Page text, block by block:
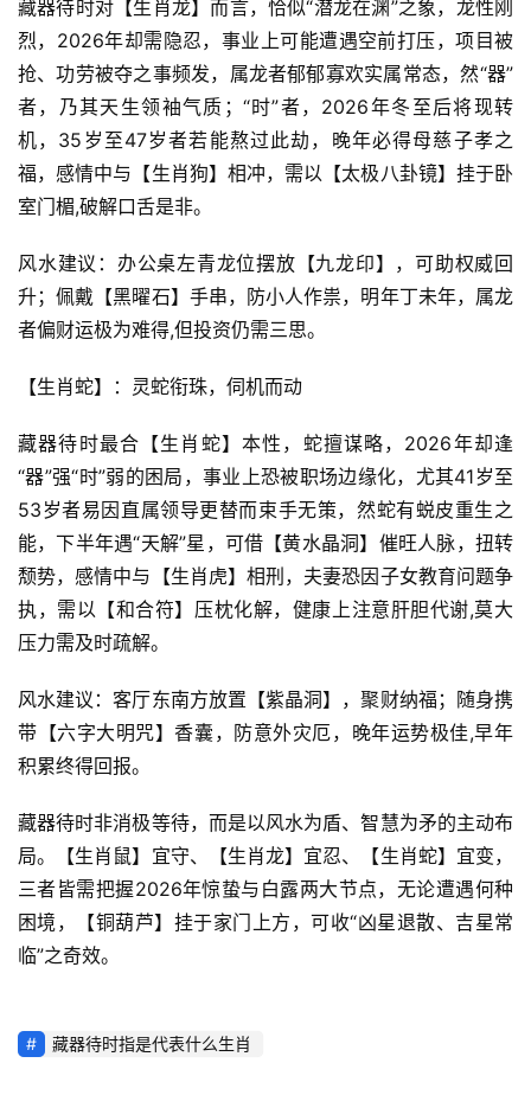
藏器待时对【生肖龙】而言，恰似“潜龙在渊”之象，龙性刚
烈，2026年却需隐忍，事业上可能遭遇空前打压，项目被
抢、功劳被夺之事频发，属龙者郁郁寡欢实属常态，然“器”
者，乃其天生领袖气质；“时”者，2026年冬至后将现转
机，35岁至47岁者若能熬过此劫，晚年必得母慈子孝之
福，感情中与【生肖狗】相冲，需以【太极八卦镜】挂于卧
室门楣,破解口舌是非。
风水建议：办公桌左青龙位摆放【九龙印】，可助权威回
升；佩戴【黑曜石】手串，防小人作祟，明年丁未年，属龙
者偏财运极为难得,但投资仍需三思。
【生肖蛇】：灵蛇衔珠，伺机而动
藏器待时最合【生肖蛇】本性，蛇擅谋略，2026年却逢
“器”强“时”弱的困局，事业上恐被职场边缘化，尤其41岁至
53岁者易因直属领导更替而束手无策，然蛇有蜕皮重生之
能，下半年遇“天解”星，可借【黄水晶洞】催旺人脉，扭转
颓势，感情中与【生肖虎】相刑，夫妻恐因子女教育问题争
执，需以【和合符】压枕化解，健康上注意肝胆代谢,莫大
压力需及时疏解。
风水建议：客厅东南方放置【紫晶洞】，聚财纳福；随身携
带【六字大明咒】香囊，防意外灾厄，晚年运势极佳,早年
积累终得回报。
藏器待时非消极等待，而是以风水为盾、智慧为矛的主动布
局。【生肖鼠】宜守、【生肖龙】宜忍、【生肖蛇】宜变，
三者皆需把握2026年惊蛰与白露两大节点，无论遭遇何种
困境，【铜葫芦】挂于家门上方，可收“凶星退散、吉星常
临”之奇效。
藏器待时指是代表什么生肖